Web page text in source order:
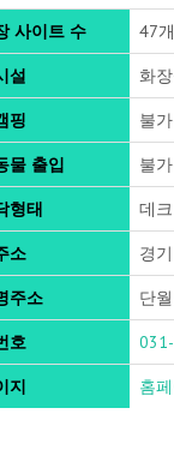
사이트 수 47개
설 화
핑 불
물 출입 불
형태 데크
소 경
주소 단
호
지 홈